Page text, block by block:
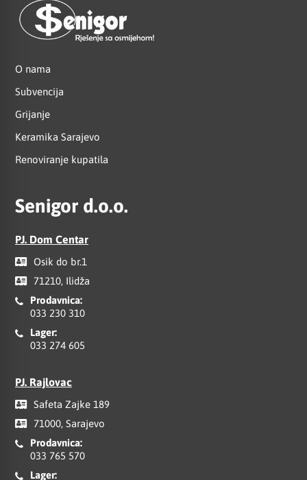
O nama
Subvencija
Grijanje
Keramika Sarajevo
Renoviranje kupatila
Senigor d.o.o.
PJ. Dom Centar
Osik do br.1
71210, Ilidža
Prodavnica:
033 230 310
Lager:
033 274 605
PJ. Rajlovac
Safeta Zajke 189
71000, Sarajevo
Prodavnica:
033 765 570
Lager: